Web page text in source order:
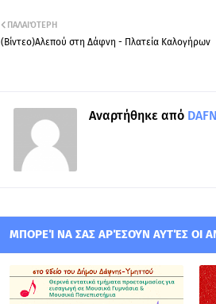
ΠΑΛΑΙΌΤΕΡΗ
(Βίντεο)Αλεπού στη Δάφνη - Πλατεία Καλογήρων
Αναρτήθηκε από
ΜΠΟΡΕΊ ΝΑ ΣΑΣ ΑΡΈΣΟΥΝ ΑΥΤΈΣ ΟΙ